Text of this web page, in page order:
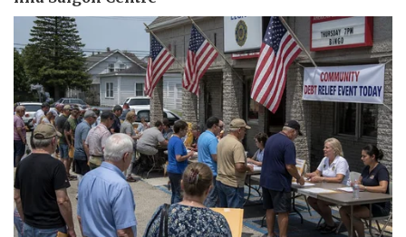
Văn hóa
Sân khấu - Điện ảnh
Văn học
Âm nhạc
Giải trí
Nghệ sĩ
Thời trang
Sao Việt